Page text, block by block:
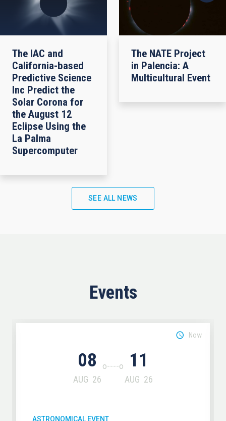
The IAC and
California-based
Predictive Science
Inc Predict the
Solar Corona for
the August 12
Eclipse Using the
La Palma
Supercomputer
The NATE Project
in Palencia: A
Multicultural Event
SEE ALL NEWS
Events
08
AUG 26
11
AUG 26
Now
ASTRONOMICAL EVENT